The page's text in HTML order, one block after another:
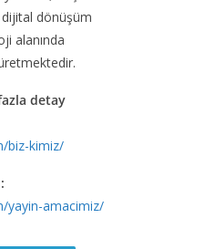
dönüşüm
alanında
detay
biz-kimiz/
yayin-amacimiz/